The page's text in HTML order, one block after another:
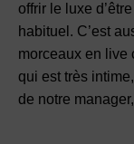
offrir le luxe
habituel. C’est
morceaux en live
qui est très
de notre